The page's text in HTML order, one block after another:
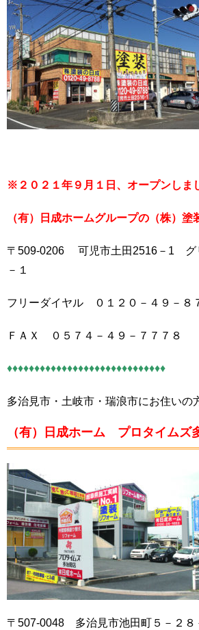
※２０２１年９月１日、オープンし
（有）日成ホームグループの（株）塗
〒509-0206 可児市土田2516－1 グ
－１
フリーダイヤル ０１２０－４９－８
ＦＡＸ ０５７４－４９－７７７８
♦♦♦♦♦♦♦♦♦♦♦♦♦♦♦♦♦♦♦♦♦♦♦♦♦♦♦♦♦
多治見市・土岐市・瑞浪市にお住いの
（有）日成ホーム プロタイムズ
〒507-0048 多治見市池田町５－２